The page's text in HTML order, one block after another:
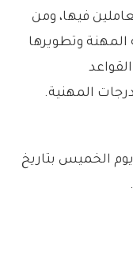
فيها، ومن
وتطويرها
المهنية.
يوم الخميس بتاريخ